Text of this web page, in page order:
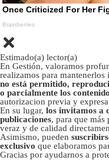
Estimado(a) lector(a)
En Gestión, valoramos
realizamos para mantenerlos
no está permitido,
o parcialmente los
autorizacion previa y
En su lugar, los invitamos a
publicaciones, para que más
veraz y de calidad
Asimismo, pueden
exclusivo que elaboramos
Gracias por ayudarnos a